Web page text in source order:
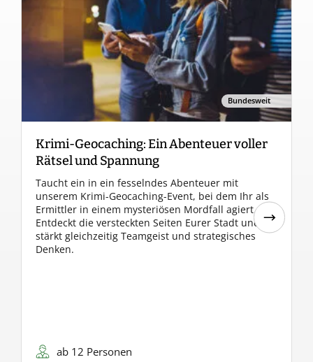
Bundesweit
ab 12 Personen
Krimi-Geocaching: Ein Abenteuer voller
Rätsel und Spannung
Taucht ein in ein fesselndes Abenteuer mit
unserem Krimi-Geocaching-Event, bei dem Ihr als
Ermittler in einem mysteriösen Mordfall agiert.
Entdeckt die versteckten Seiten Eurer Stadt und
stärkt gleichzeitig Teamgeist und strategisches
Denken.